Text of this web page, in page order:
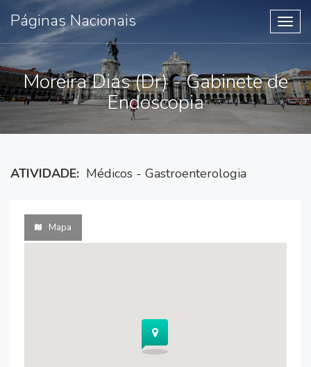
Páginas Nacionais
Moreira Dias (Dr) - Gabinete de
Endoscopia
ATIVIDADE: Médicos - Gastroenterologia
Mapa